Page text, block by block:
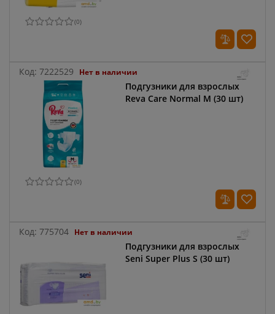
(0)
Код: 7222529 Нет в наличии
Подгузники для взрослых
Reva Care Normal M (30 шт)
(0)
Код: 775704 Нет в наличии
Подгузники для взрослых
Seni Super Plus S (30 шт)